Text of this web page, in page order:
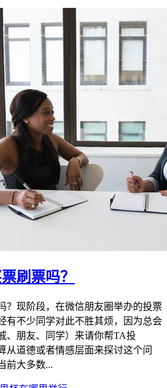
刷票吗？
？现阶段，在微信朋友圈举办的投票
有不少同学对此不胜其烦，因为总会
、朋友、同学）来请你帮TA投
道德或者情感层面来探讨这个问
前大多数...